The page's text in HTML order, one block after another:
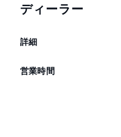
ディーラー
詳細
営業時間